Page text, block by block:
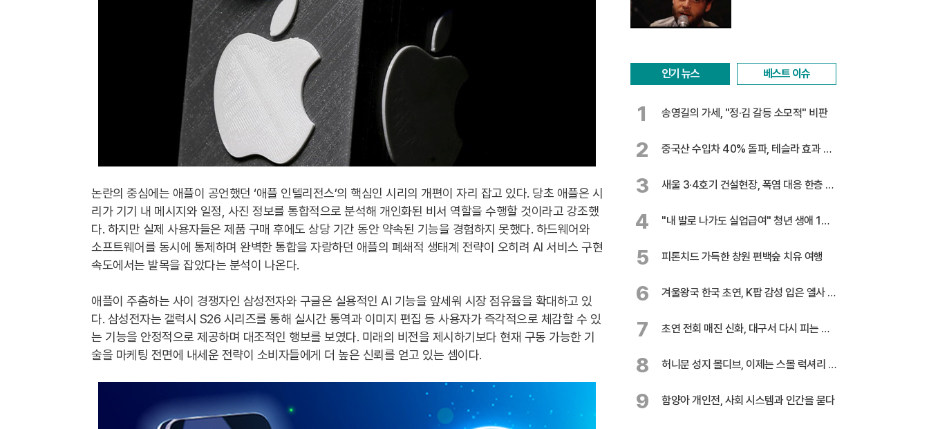
논란의 중심에는 애플이 공언했던 ‘애플 인텔리전스’의 핵심인 시리의 개편이 자리 잡고 있다. 당초 애플은 시
리가 기기 내 메시지와 일정, 사진 정보를 통합적으로 분석해 개인화된 비서 역할을 수행할 것이라고 강조했
다. 하지만 실제 사용자들은 제품 구매 후에도 상당 기간 동안 약속된 기능을 경험하지 못했다. 하드웨어와
소프트웨어를 동시에 통제하며 완벽한 통합을 자랑하던 애플의 폐쇄적 생태계 전략이 오히려 AI 서비스 구현
속도에서는 발목을 잡았다는 분석이 나온다.
애플이 주춤하는 사이 경쟁자인 삼성전자와 구글은 실용적인 AI 기능을 앞세워 시장 점유율을 확대하고 있
다. 삼성전자는 갤럭시 S26 시리즈를 통해 실시간 통역과 이미지 편집 등 사용자가 즉각적으로 체감할 수 있
는 기능을 안정적으로 제공하며 대조적인 행보를 보였다. 미래의 비전을 제시하기보다 현재 구동 가능한 기
술을 마케팅 전면에 내세운 전략이 소비자들에게 더 높은 신뢰를 얻고 있는 셈이다.
인기 뉴스 베스트 이슈
1 송영길의 가세, "정·김 갈등 소모적" 비판
2 중국산 수입차 40% 돌파, 테슬라 효과 톡
톡
3 새울 3·4호기 건설현장, 폭염 대응 한층 강
4 "내 발로 나가도 실업급여" 청년 생애 1회
지급
5 피톤치드 가득한 창원 편백숲 치유 여행
6 겨울왕국 한국 초연, K팝 감성 입은 엘사 온
7 초연 전회 매진 신화, 대구서 다시 피는 민
들레
8 허니문 성지 몰디브, 이제는 스몰 럭셔리 시
대
9 함양아 개인전, 사회 시스템과 인간을 묻다